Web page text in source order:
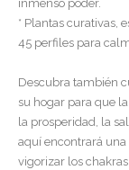
inmenso poder.
* Plantas curativas,
45 perfiles para
Descubra también
su hogar para que
la prosperidad, la
aquí encontrará
vigorizar los